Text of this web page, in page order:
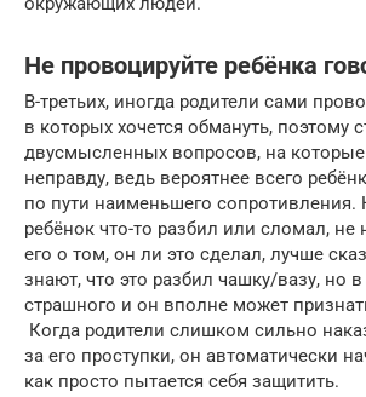
Не провоцируйте ребёнка
В-третьих, иногда родители сами
в которых хочется обмануть, поэтому
двусмысленных вопросов, на которые
неправду, ведь вероятнее всего
по пути наименьшего сопротивления.
ребёнок что-то разбил или сломал, не
его о том, он ли это сделал, лучше
знают, что это разбил чашку/вазу, но
страшного и он вполне может
Когда родители слишком сильно
за его проступки, он автоматически
как просто пытается себя защитить.